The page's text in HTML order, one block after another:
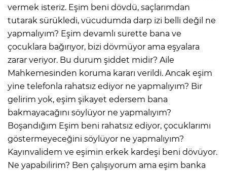
vermek isteriz. Eşim beni dövdü, saçlarımdan
tutarak sürükledi, vücudumda darp izi belli değil ne
yapmalıyım? Eşim devamlı surette bana ve
çocuklara bağırıyor, bizi dövmüyor ama eşyalara
zarar veriyor. Bu durum şiddet midir? Aile
Mahkemesinden koruma kararı verildi. Ancak eşim
yine telefonla rahatsız ediyor ne yapmalıyım? Bir
gelirim yok, eşim şikayet edersem bana
bakmayacağını söylüyor ne yapmalıyım?
Boşandığım Eşim beni rahatsız ediyor, çocuklarımı
göstermeyeceğini söylüyor ne yapmalıyım?
Kayınvalidem ve eşimin erkek kardeşi beni dövüyor.
Ne yapabilirim? Ben çalışıyorum ama eşim banka